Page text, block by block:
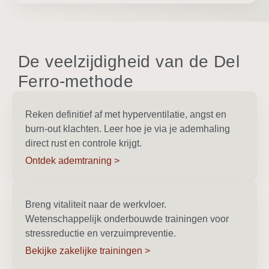
De veelzijdigheid van de Del
Ferro-methode
Reken definitief af met hyperventilatie, angst en
burn-out klachten. Leer hoe je via je ademhaling
direct rust en controle krijgt.
Ontdek ademtraning >
Breng vitaliteit naar de werkvloer.
Wetenschappelijk onderbouwde trainingen voor
stressreductie en verzuimpreventie.
Bekijke zakelijke trainingen >